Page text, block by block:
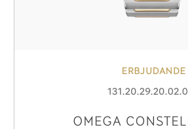
ERBJUDANDE
OMEGA